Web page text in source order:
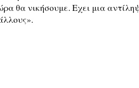
θα νικήσουμε. Εχει μια